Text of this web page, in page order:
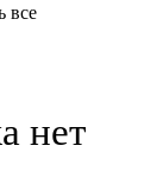
все
нет